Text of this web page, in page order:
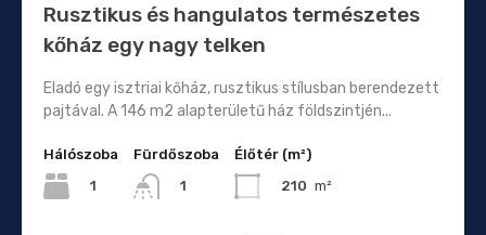
Rusztikus és hangulatos természetes
kőház egy nagy telken
Eladó egy isztriai kőház, rusztikus stílusban berendezett
pajtával. A 146 m2 alapterületű ház földszintjén...
Hálószoba
1
Fürdőszoba
1
Élőtér (m²)
210 m²